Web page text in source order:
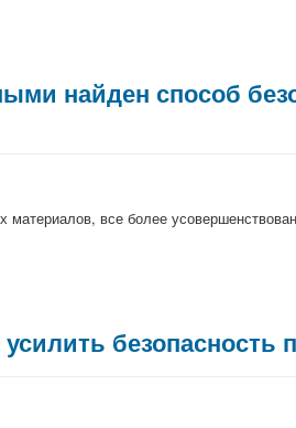
найден способ
материалов, все более
безопасность